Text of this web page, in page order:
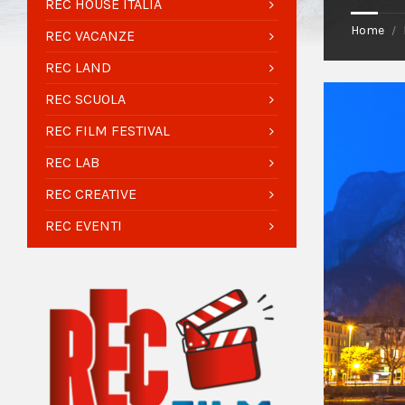
Home /
REC HOUSE ITALIA
REC VACANZE
REC LAND
REC SCUOLA
REC FILM FESTIVAL
REC LAB
REC CREATIVE
REC EVENTI